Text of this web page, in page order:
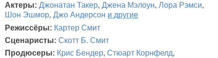
Актеры: Джонатан Такер, Джена Мэлоун, Лора Рэмси,
Шон Эшмор, Джо Андерсон и другие
Режиссёры: Картер Смит
Сценаристы: Скотт Б. Смит
Продюсеры: Крис Бендер, Стюарт Корнфелд,